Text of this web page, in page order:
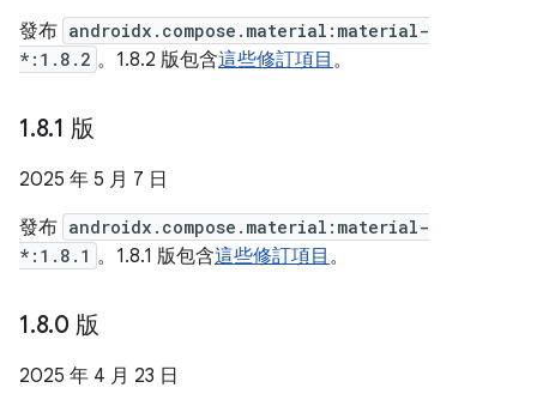
發布 androidx.compose.material:material-
*:1.8.2 。1.8.2 版包含這些修訂項目 。
1.8.1 版
2025 年 5 月 7 日
發布 androidx.compose.material:material-
*:1.8.1 。1.8.1 版包含這些修訂項目 。
1.8.0 版
2025 年 4 月 23 日